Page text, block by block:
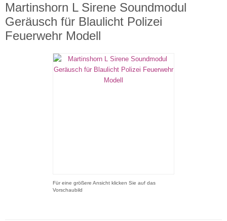
Martinshorn L Sirene Soundmodul
Geräusch für Blaulicht Polizei
Feuerwehr Modell
Für eine größere Ansicht klicken Sie auf das
Vorschaubild